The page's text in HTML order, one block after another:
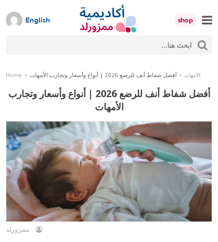
to
content
shop
English
Home الأمهات أفضل شفاط أنف للرضع 2026 | أنواع وأسعار وتجارب الأمهات
أفضل شفاط أنف للرضع 2026 | أنواع وأسعار وتجارب
الأمهات
ممزورلد